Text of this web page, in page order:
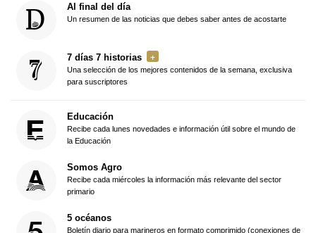
Al final del día
Un resumen de las noticias que debes saber antes de acostarte
7 días 7 historias
Una selección de los mejores contenidos de la semana, exclusiva
para suscriptores
Educación
Recibe cada lunes novedades e información útil sobre el mundo de
la Educación
Somos Agro
Recibe cada miércoles la información más relevante del sector
primario
5 océanos
Boletín diario para marineros en formato comprimido (conexiones de